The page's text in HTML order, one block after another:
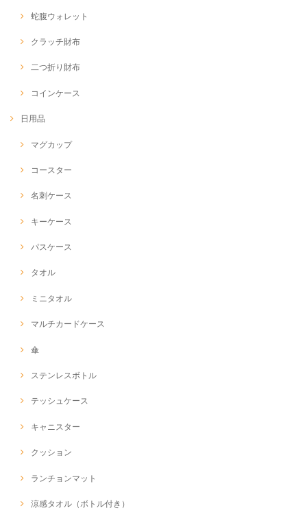
蛇腹ウォレット
クラッチ財布
二つ折り財布
コインケース
日用品
マグカップ
コースター
名刺ケース
キーケース
パスケース
タオル
ミニタオル
マルチカードケース
傘
ステンレスボトル
テッシュケース
キャニスター
クッション
ランチョンマット
涼感タオル（ボトル付き）